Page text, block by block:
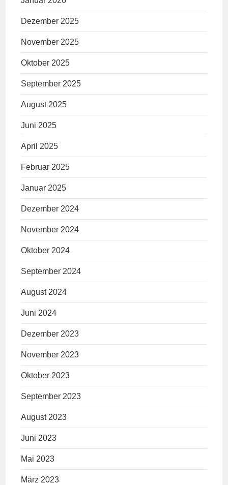
Dezember 2025
November 2025
Oktober 2025
September 2025
August 2025
Juni 2025
April 2025
Februar 2025
Januar 2025
Dezember 2024
November 2024
Oktober 2024
September 2024
August 2024
Juni 2024
Dezember 2023
November 2023
Oktober 2023
September 2023
August 2023
Juni 2023
Mai 2023
März 2023